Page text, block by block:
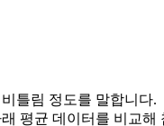
틀림 정도를 말합니다.
래 평균 데이터를 비교해